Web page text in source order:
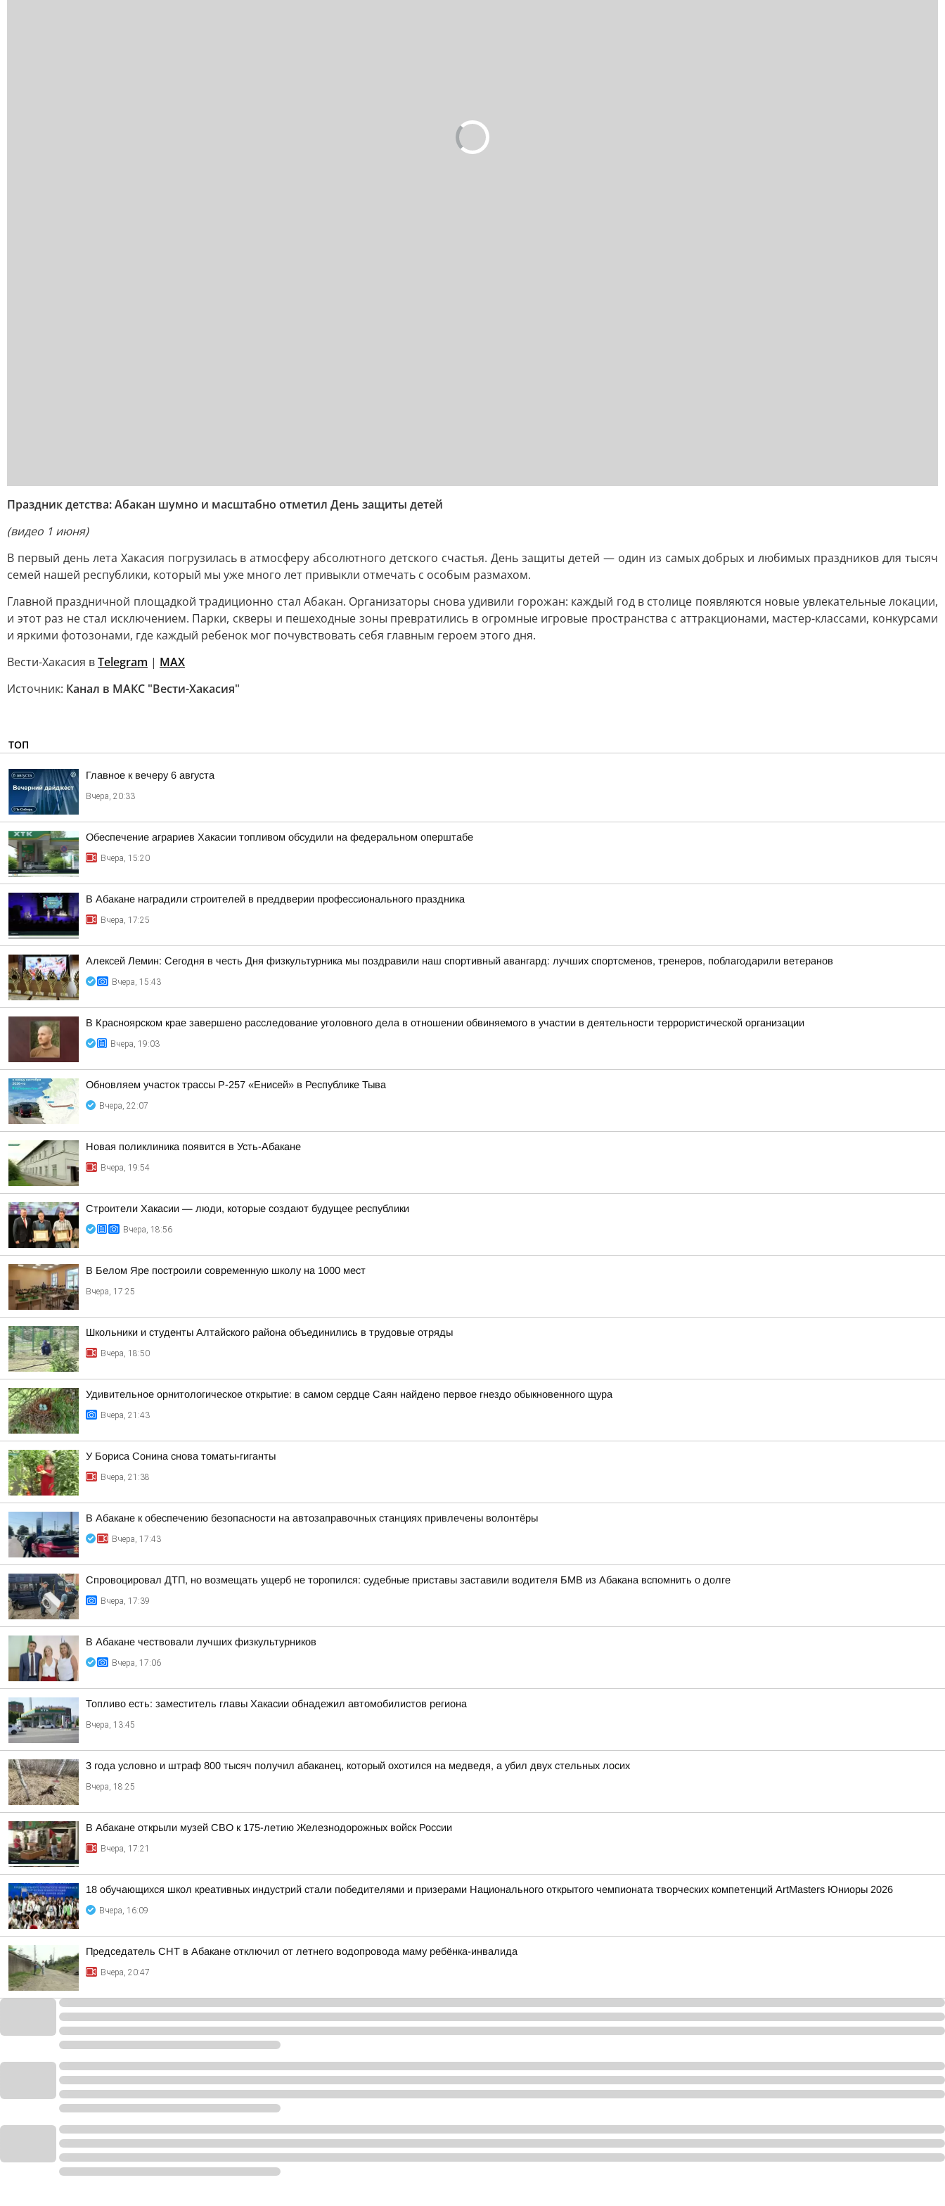
Праздник детства: Абакан шумно и масштабно отметил День защиты детей
(видео 1 июня)
В первый день лета Хакасия погрузилась в атмосферу абсолютного детского счастья. День защиты детей — один из самых добрых и любимых праздников для тысяч
семей нашей республики, который мы уже много лет привыкли отмечать с особым размахом.
Главной праздничной площадкой традиционно стал Абакан. Организаторы снова удивили горожан: каждый год в столице появляются новые увлекательные локации,
и этот раз не стал исключением. Парки, скверы и пешеходные зоны превратились в огромные игровые пространства с аттракционами, мастер-классами, конкурсами
и яркими фотозонами, где каждый ребенок мог почувствовать себя главным героем этого дня.
Вести-Хакасия вTelegram | MAX
Источник: Канал в МАКС "Вести-Хакасия"
ТОП
Главное к вечеру 6 августа
Вчера, 20:33
Обеспечение аграриев Хакасии топливом обсудили на федеральном оперштабе
Вчера, 15:20
В Абакане наградили строителей в преддверии профессионального праздника
Вчера, 17:25
Алексей Лемин: Сегодня в честь Дня физкультурника мы поздравили наш спортивный авангард: лучших спортсменов, тренеров, поблагодарили ветеранов
Вчера, 15:43
В Красноярском крае завершено расследование уголовного дела в отношении обвиняемого в участии в деятельности террористической организации
Вчера, 19:03
Обновляем участок трассы Р-257 «Енисей» в Республике Тыва
Вчера, 22:07
Новая поликлиника появится в Усть-Абакане
Вчера, 19:54
Строители Хакасии — люди, которые создают будущее республики
Вчера, 18:56
В Белом Яре построили современную школу на 1000 мест
Вчера, 17:25
Школьники и студенты Алтайского района объединились в трудовые отряды
Вчера, 18:50
Удивительное орнитологическое открытие: в самом сердце Саян найдено первое гнездо обыкновенного щура
Вчера, 21:43
У Бориса Сонина снова томаты-гиганты
Вчера, 21:38
В Абакане к обеспечению безопасности на автозаправочных станциях привлечены волонтёры
Вчера, 17:43
Спровоцировал ДТП, но возмещать ущерб не торопился: судебные приставы заставили водителя БМВ из Абакана вспомнить о долге
Вчера, 17:39
В Абакане чествовали лучших физкультурников
Вчера, 17:06
Топливо есть: заместитель главы Хакасии обнадежил автомобилистов региона
Вчера, 13:45
3 года условно и штраф 800 тысяч получил абаканец, который охотился на медведя, а убил двух стельных лосих
Вчера, 18:25
В Абакане открыли музей СВО к 175-летию Железнодорожных войск России
Вчера, 17:21
18 обучающихся школ креативных индустрий стали победителями и призерами Национального открытого чемпионата творческих компетенций ArtMasters Юниоры 2026
Вчера, 16:09
Председатель СНТ в Абакане отключил от летнего водопровода маму ребёнка-инвалида
Вчера, 20:47